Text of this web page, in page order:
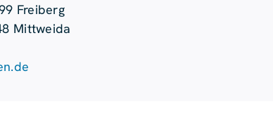
Freiberg
Mittweida